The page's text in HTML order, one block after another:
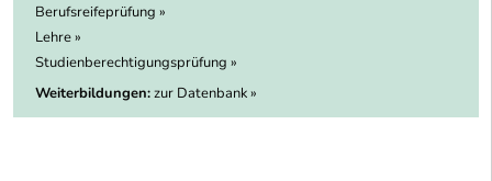
Berufsreifeprüfung »
Lehre »
Studienberechtigungsprüfung »
Weiterbildungen:zur Datenbank »